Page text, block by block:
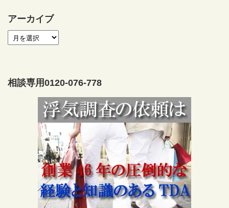
アーカイブ
相談専用0120-076-778